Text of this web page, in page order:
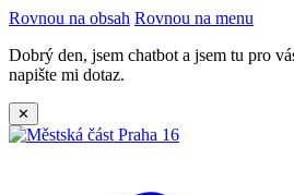
Rovnou na obsah Rovnou na menu
Dobrý den, jsem chatbot a jsem tu pro
napište mi dotaz.
✕